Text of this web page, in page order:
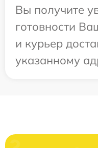
Вы получите
готовности
и курьер
указанному